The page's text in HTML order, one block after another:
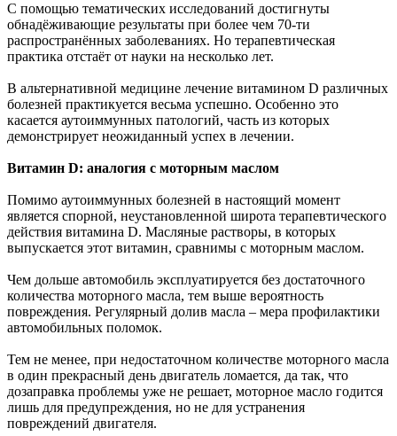
С помощью тематических исследований достигнуты
обнадёживающие результаты при более чем 70-ти
распространённых заболеваниях. Но терапевтическая
практика отстаёт от науки на несколько лет.
В альтернативной медицине лечение витамином D различных
болезней практикуется весьма успешно. Особенно это
касается аутоиммунных патологий, часть из которых
демонстрирует неожиданный успех в лечении.
Витамин D: аналогия с моторным маслом
Помимо аутоиммунных болезней в настоящий момент
является спорной, неустановленной широта терапевтического
действия витамина D. Масляные растворы, в которых
выпускается этот витамин, сравнимы с моторным маслом.
Чем дольше автомобиль эксплуатируется без достаточного
количества моторного масла, тем выше вероятность
повреждения. Регулярный долив масла – мера профилактики
автомобильных поломок.
Тем не менее, при недостаточном количестве моторного масла
в один прекрасный день двигатель ломается, да так, что
дозаправка проблемы уже не решает, моторное масло годится
лишь для предупреждения, но не для устранения
повреждений двигателя.